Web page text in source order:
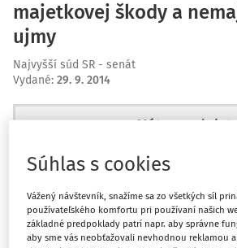
majetkovej škody a
ujmy
Najvyšší súd SR - senát
Vydané: 29. 9. 2014
Máte
Ups, zatiaľ ste si
začiatok...
Súhlas s cookies
Vážený návštevník, snažíme sa zo všetkých síl
používateľského komfortu pri používaní našich
základné predpoklady patrí napr. aby správne
aby sme vás neobťažovali nevhodnou reklamou